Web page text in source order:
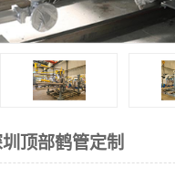
顶部鹤管定制